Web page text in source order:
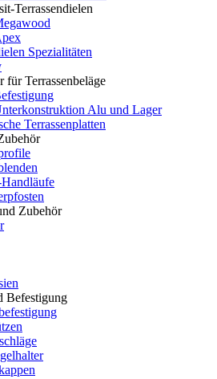
Terrassendielen
Spezialitäten
für Terrassenbeläge
Alu und Lager
Terrassenplatten
Zubehör
Befestigung